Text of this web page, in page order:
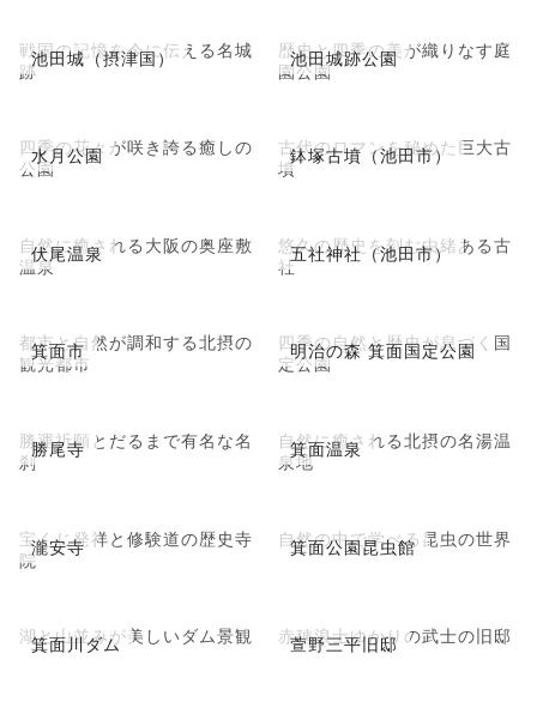
池田城（摂津国）
戦国の記憶を今に伝える名城
跡
池田城跡公園
歴史と四季の美が織りなす庭
園公園
水月公園
四季の花々が咲き誇る癒しの
公園
鉢塚古墳（池田市）
古代のロマンを秘めた巨大古
墳
伏尾温泉
自然に癒される大阪の奥座敷
温泉
五社神社（池田市）
悠久の歴史を刻む由緒ある古
社
箕面市
都市と自然が調和する北摂の
観光都市
明治の森 箕面国定公園
四季の自然と歴史が息づく国
定公園
勝尾寺
勝運祈願とだるまで有名な名
刹
箕面温泉
自然に癒される北摂の名湯温
泉地
瀧安寺
宝くじ発祥と修験道の歴史寺
院
箕面公園昆虫館
自然の中で学べる昆虫の世界
箕面川ダム
湖と山並みが美しいダム景観 萱野三平旧邸
赤穂浪士ゆかりの武士の旧邸